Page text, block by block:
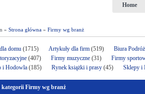
Home
» Strona główna » Firmy wg branż
domu (1715) Artykuły dla firm (519)
Biura
(407) Firmy muzyczne (31)
Firmy
i Hodowla (185) Rynek książki i prasy (45) Sklepy i
Firmy wg branż